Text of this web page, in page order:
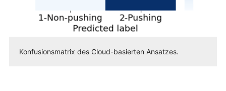
Konfusionsmatrix des Cloud-basierten Ansatzes.